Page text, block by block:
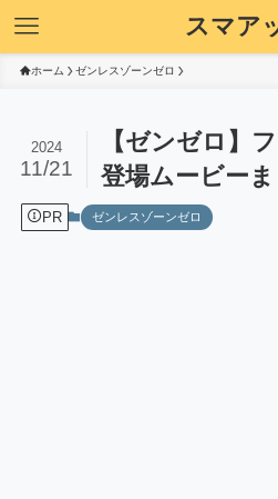
スマア
ホーム ゼンレスゾーンゼロ
【ゼンゼロ】
登場ムービー
2024
11/21
PR ゼンレスゾーンゼロ